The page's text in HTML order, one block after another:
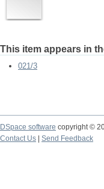
This item appears in
021/3
DSpace software copyright ©
Contact Us
Send Feedback